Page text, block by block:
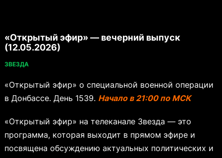
«Открытый эфир» — вечерний выпуск
(12.05.2026)
ЗВЕЗДА
«Открытый эфир» о специальной военной операции
в Донбассе. День 1539. Начало в 21:00 по МСК
«Открытый эфир» на телеканале Звезда — это
программа, которая выходит в прямом эфире и
посвящена обсуждению актуальных политических и